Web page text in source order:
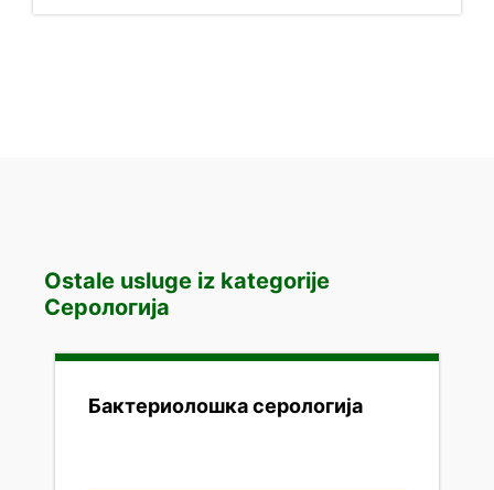
Ostale usluge iz kategorije
Серологија
Бактериолошка серологија